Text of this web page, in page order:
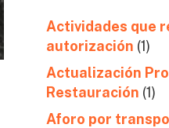
Actividades que
autorización (1)
Actualización
Restauración (1)
Aforo por